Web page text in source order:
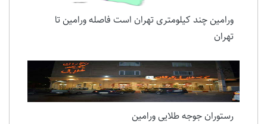
ورامین چند کیلومتری تهران است فاصله ورامین تا
تهران
رستوران جوجه طلایی ورامین